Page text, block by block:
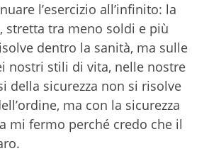
l’esercizio all’infinito: la
stretta tra meno soldi e più
dentro la sanità, ma sulle
nostri stili di vita, nelle nostre
della sicurezza non si risolve
ma con la sicurezza
mi fermo perché credo che il